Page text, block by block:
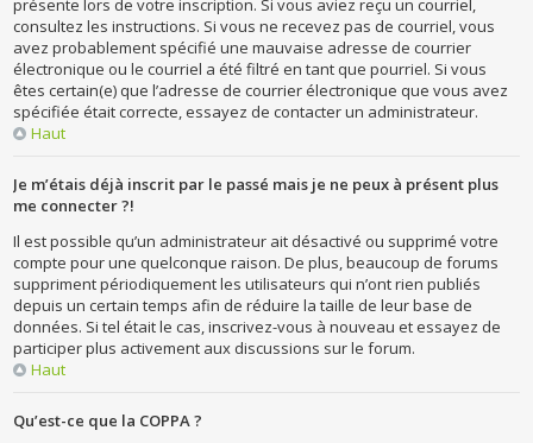
présente lors de votre inscription. Si vous aviez reçu un courriel,
consultez les instructions. Si vous ne recevez pas de courriel, vous
avez probablement spécifié une mauvaise adresse de courrier
électronique ou le courriel a été filtré en tant que pourriel. Si vous
êtes certain(e) que l’adresse de courrier électronique que vous avez
spécifiée était correcte, essayez de contacter un administrateur.
Haut
Je m’étais déjà inscrit par le passé mais je ne peux à présent plus
me connecter ?!
Il est possible qu’un administrateur ait désactivé ou supprimé votre
compte pour une quelconque raison. De plus, beaucoup de forums
suppriment périodiquement les utilisateurs qui n’ont rien publiés
depuis un certain temps afin de réduire la taille de leur base de
données. Si tel était le cas, inscrivez-vous à nouveau et essayez de
participer plus activement aux discussions sur le forum.
Haut
Qu’est-ce que la COPPA ?